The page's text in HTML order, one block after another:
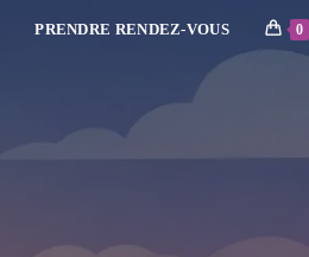
PRENDRE RENDEZ-VOUS 0